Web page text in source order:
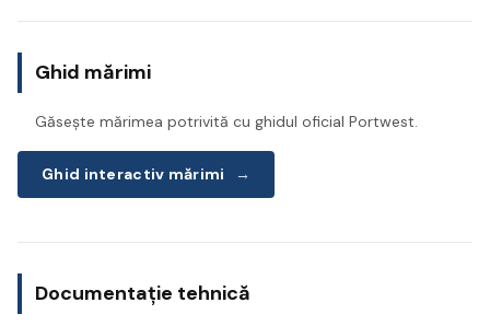
Ghid mărimi
Găsește mărimea potrivită cu ghidul oficial Portwest.
Ghid interactiv mărimi →
Documentație tehnică